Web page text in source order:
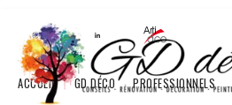
ACCUEIL GD DÉCO PROFESSIONNELS